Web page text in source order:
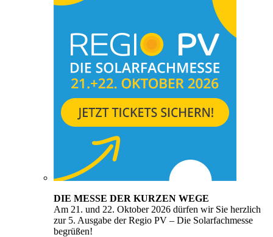
DIE MESSE DER KURZEN WEGE
Am 21. und 22. Oktober 2026 dürfen wir Sie herzlich
zur 5. Ausgabe der Regio PV – Die Solarfachmesse
begrüßen!